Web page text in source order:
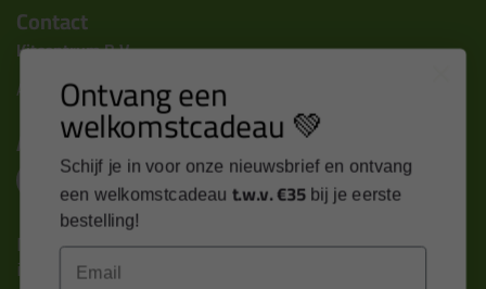
Contact
Kitcentrum B.V.
Alle contactgegevens >
Altijd op de hoogte blijven?
Nieuws, tips en exclusieve deals rechtstreeks in je
inbox
Ontvang een
welkomstcadeau 💚
Schijf je in voor onze nieuwsbrief en ontvang
een welkomstcadeau t.w.v. €35 bij je eerste
bestelling!